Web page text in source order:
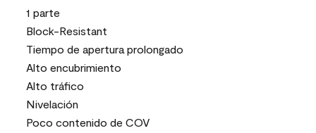
1 parte
Block-Resistant
Tiempo de apertura prolongado
Alto encubrimiento
Alto tráfico
Nivelación
Poco contenido de COV